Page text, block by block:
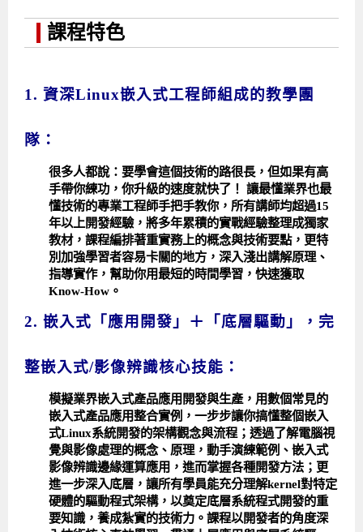
課程特色
1. 資深Linux嵌入式工程師組成的教學團
隊：
很多人都說：要學會這個技術的路很長，但如果有高
手帶你練功，你升級的速度就快了！ 讓最懂業界也最
懂技術的專業工程師手把手教你，所有講師均超過15
年以上開發經驗，將多年累積的實戰經驗整理成獨家
教材，課程編排著重實務上的概念與技術要點，更特
別加強學習者容易卡關的地方，深入淺出講解原理、
指導實作，幫助你用最短的時間學習，快速獲取
Know-How。
2. 嵌入式「應用開發」＋「底層驅動」，完
整嵌入式/影像辨識核心技能：
模擬業界嵌入式產品應用開發與生產，用數個常見的
嵌入式產品應用整合實例，一步步讓你搞懂整個嵌入
式Linux系統開發的架構觀念與流程；透過了解電腦視
覺與影像處理的概念、原理，動手演練範例、嵌入式
影像辨識邊緣運算應用，進而掌握各種開發方法；更
進一步深入底層，讓所有學員能充分理解kernel對特定
硬體的驅動程式架構，以奠定底層系統程式開發的重
要知識，養成紮實的技術力。課程以開發者的角度深